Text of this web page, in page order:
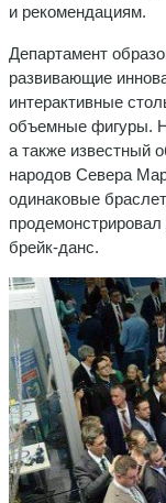
и рекомендациям.
Департамент
развивающие
интерактивные
объемные фигуры.
а также известный
народов Севера
одинаковые
брейк-данс.